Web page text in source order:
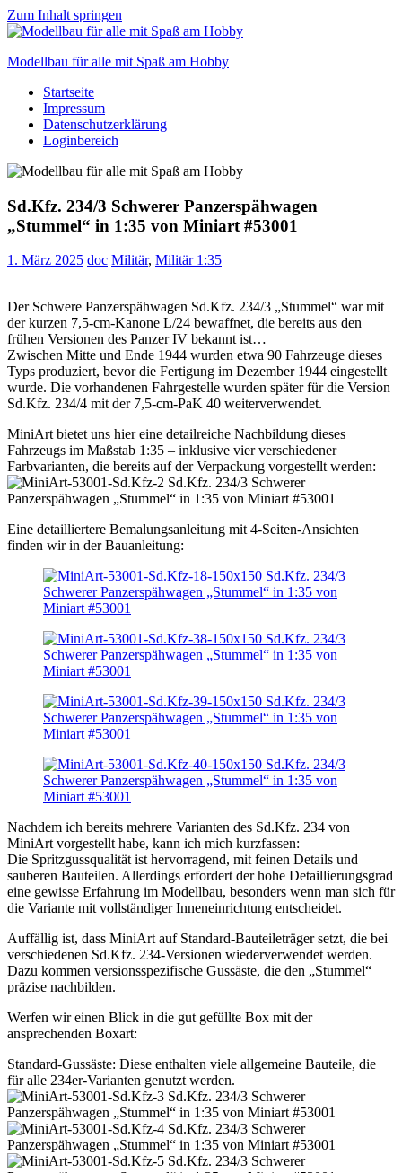
Zum Inhalt springen
Modellbau für alle mit Spaß am Hobby
Scale
modelling
to
Startseite
Impressum
Datenschutzerklärung
Loginbereich
Sd.Kfz. 234/3 Schwerer Panzerspähwagen
„Stummel“ in 1:35 von Miniart #53001
1. März 2025 doc Militär, Militär 1:35
Der Schwere Panzerspähwagen Sd.Kfz. 234/3 „Stummel“ war mit
der kurzen 7,5-cm-Kanone L/24 bewaffnet, die bereits aus den
frühen Versionen des Panzer IV bekannt ist…
Zwischen Mitte und Ende 1944 wurden etwa 90 Fahrzeuge dieses
Typs produziert, bevor die Fertigung im Dezember 1944 eingestellt
wurde. Die vorhandenen Fahrgestelle wurden später für die Version
Sd.Kfz. 234/4 mit der 7,5-cm-PaK 40 weiterverwendet.
MiniArt bietet uns hier eine detailreiche Nachbildung dieses
Fahrzeugs im Maßstab 1:35 – inklusive vier verschiedener
Farbvarianten, die bereits auf der Verpackung vorgestellt werden:
Eine detailliertere Bemalungsanleitung mit 4-Seiten-Ansichten
finden wir in der Bauanleitung:
Nachdem ich bereits mehrere Varianten des Sd.Kfz. 234 von
MiniArt vorgestellt habe, kann ich mich kurzfassen:
Die Spritzgussqualität ist hervorragend, mit feinen Details und
sauberen Bauteilen. Allerdings erfordert der hohe Detaillierungsgrad
eine gewisse Erfahrung im Modellbau, besonders wenn man sich für
die Variante mit vollständiger Inneneinrichtung entscheidet.
Auffällig ist, dass MiniArt auf Standard-Bauteileträger setzt, die bei
verschiedenen Sd.Kfz. 234-Versionen wiederverwendet werden.
Dazu kommen versionsspezifische Gussäste, die den „Stummel“
präzise nachbilden.
Werfen wir einen Blick in die gut gefüllte Box mit der
ansprechenden Boxart:
Standard-Gussäste: Diese enthalten viele allgemeine Bauteile, die
für alle 234er-Varianten genutzt werden.